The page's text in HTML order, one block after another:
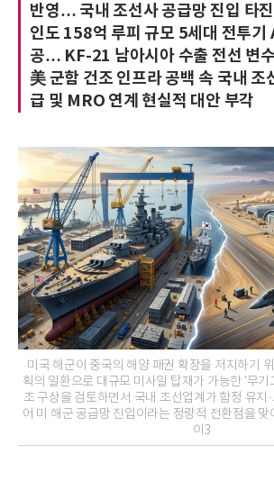
반영… 국내 조선사 공급망 진입 타진
인도 158억 루피 규모 5세대 전투기
공… KF-21 남아시아 수출 전선 변수
美 군함 건조 인프라 공백 속 국내 조
급 및 MRO 연계 현실적 대안 부각
미국 해군이 중국의 해양 패권 확장을 저지하기
획의 일환으로 대규모 미사일 탑재가 가능한 '무
조 구상을 검토하면서 국내 조선업계가 함정 유지
어 미 해군 공급망 진입이라는 정량적 전환점을
이3